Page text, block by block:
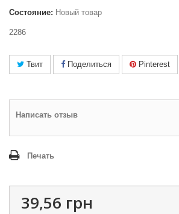
Состояние: Новый товар
2286
Твит Поделиться Pinterest
Написать отзыв
Печать
39,56 грн